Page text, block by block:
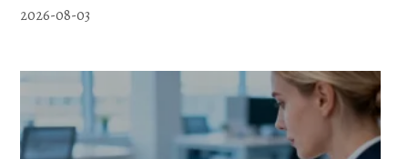
2026-08-03